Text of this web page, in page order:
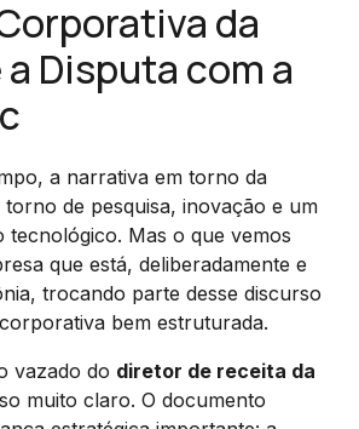
da
a Disputa com a
a narrativa em torno da
de pesquisa, inovação e um
tecnológico. Mas o que vemos
que está, deliberadamente e
trocando parte desse discurso
bem estruturada.
vazado do diretor de receita da
muito claro. O documento